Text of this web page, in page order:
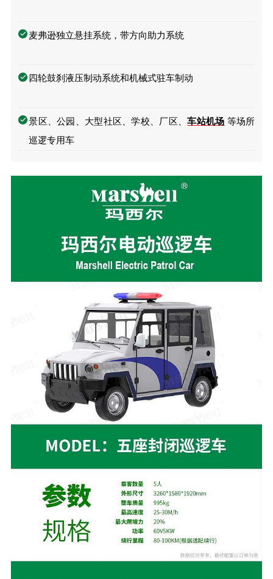
麦弗逊独立悬挂系统，带方向助力系统
四轮鼓刹液压制动系统和机械式驻车制动
景区、公园、⼤型社区、学校、厂区、车站机场 等场所
巡逻专用车